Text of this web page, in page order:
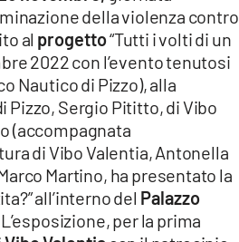
della violenza contro
al progetto“Tutti i volti di un
2022 con l’evento tenutosi
Nautico di Pizzo), alla
Pizzo, Sergio Pititto, di Vibo
(accompagnata
di Vibo Valentia, Antonella
Martino, ha presentato la
all’interno del Palazzo
L’esposizione, per la prima